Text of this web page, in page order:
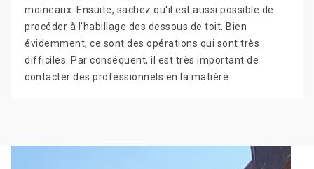
moineaux. Ensuite, sachez qu'il est aussi possible de
procéder à l'habillage des dessous de toit. Bien
évidemment, ce sont des opérations qui sont très
difficiles. Par conséquent, il est très important de
contacter des professionnels en la matière.